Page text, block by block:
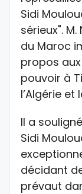
Sidi
sérieux".
du Maroc
propos
pouvoir à
l’Algérie et
Il a
Sidi
décidant
prévaut